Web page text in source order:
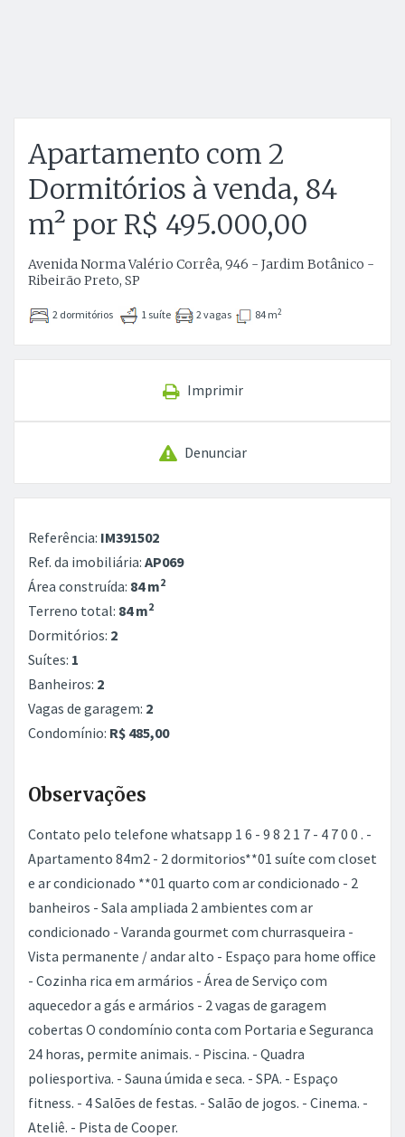
Apartamento com 2
Dormitórios à venda, 84
m² por R$ 495.000,00
Avenida Norma Valério Corrêa, 946 - Jardim Botânico -
Ribeirão Preto, SP
2 dormitórios 1 suíte 2 vagas 84 m2
Imprimir
Denunciar
Referência: IM391502
Ref. da imobiliária: AP069
Área construída: 84 m2
Terreno total: 84 m2
Dormitórios: 2
Suítes: 1
Banheiros: 2
Vagas de garagem: 2
Condomínio: R$ 485,00
Observações
Contato pelo telefone whatsapp 1 6 - 9 8 2 1 7 - 4 7 0 0 . -
Apartamento 84m2 - 2 dormitorios**01 suíte com closet
e ar condicionado **01 quarto com ar condicionado - 2
banheiros - Sala ampliada 2 ambientes com ar
condicionado - Varanda gourmet com churrasqueira -
Vista permanente / andar alto - Espaço para home office
- Cozinha rica em armários - Área de Serviço com
aquecedor a gás e armários - 2 vagas de garagem
cobertas O condomínio conta com Portaria e Seguranca
24 horas, permite animais. - Piscina. - Quadra
poliesportiva. - Sauna úmida e seca. - SPA. - Espaço
fitness. - 4 Salões de festas. - Salão de jogos. - Cinema. -
Ateliê. - Pista de Cooper.